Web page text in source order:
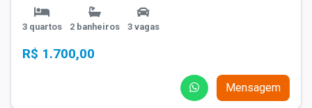
3 quartos 2 banheiros 3 vagas
R$ 1.700,00
Mensagem